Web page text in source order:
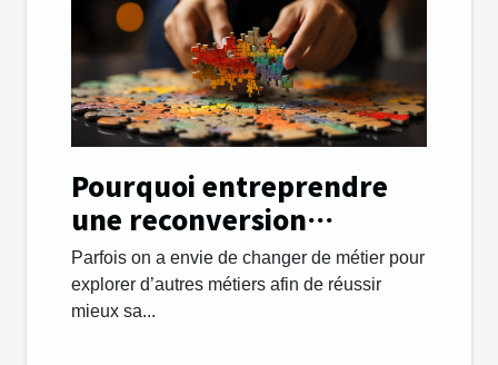
Pourquoi entreprendre
une reconversion
professionnelle et
changer de métier ?
Parfois on a envie de changer de métier pour
explorer d’autres métiers afin de réussir
mieux sa...